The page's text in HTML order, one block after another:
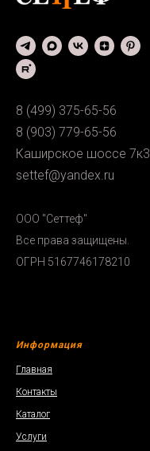
8 (499) 375-65-56
8 (903) 779-65-56
Каширское шоссе 7к3
settef@yandex.ru
ООО "Сеттеф"
Все права защищены.
ОГРН 5167746178210
Информация
Главная
Контакты
Каталог
Услуги